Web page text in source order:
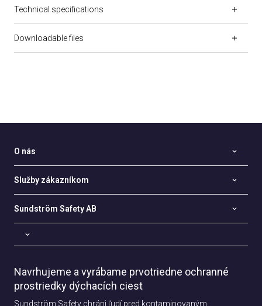
Technical specifications
Downloadable files
O nás
Služby zákazníkom
Sundström Safety AB
Navrhujeme a vyrábame prvotriedne ochranné
prostriedky dýchacích ciest
Sundström Safety chráni ľudí pred kontaminovaným